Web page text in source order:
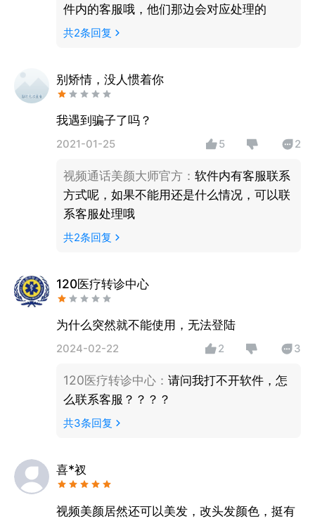
件内的客服哦，他们那边会对应处理的
共2条回复
别矫情，没人惯着你
我遇到骗子了吗？
2021-01-25 5 2
视频通话美颜大师官方： 软件内有客服联系
方式呢，如果不能用还是什么情况，可以联
系客服处理哦
共2条回复
120医疗转诊中心
为什么突然就不能使用，无法登陆
2024-02-22 2 3
120医疗转诊中心： 请问我打不开软件，怎
么联系客服？？？？
共3条回复
喜*衩
视频美颜居然还可以美发，改头发颜色，挺有